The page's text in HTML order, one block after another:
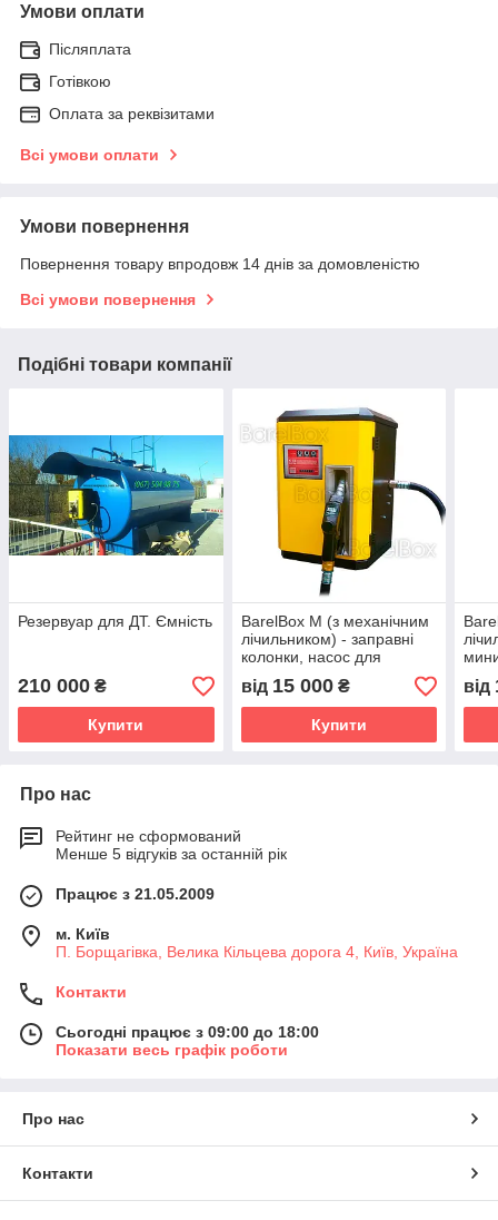
Умови оплати
Післяплата
Готівкою
Оплата за реквізитами
Всі умови оплати
Умови повернення
Повернення товару впродовж 14 днів за домовленістю
Всі умови повернення
Подібні товари компанії
Резервуар для ДТ. Ємність
210 000 ₴
Купити
BarelВox M (з механічним
лічильником) - заправні
колонки, насос для
дизпалива, резервуари
для ГСМ
від 15 000₴
Купити
від
Про нас
Рейтинг не сформований
Менше 5 відгуків за останній рік
Працює з 21.05.2009
м. Київ
П. Борщагівка, Велика Кільцева дорога 4, Київ, Україна
Контакти
Сьогодні працює з 09:00 до 18:00
Показати весь графік роботи
Про нас
Контакти